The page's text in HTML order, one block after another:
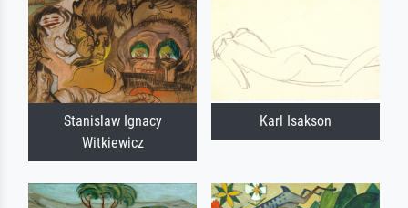
Stanislaw Ignacy
Witkiewicz
Karl Isakson